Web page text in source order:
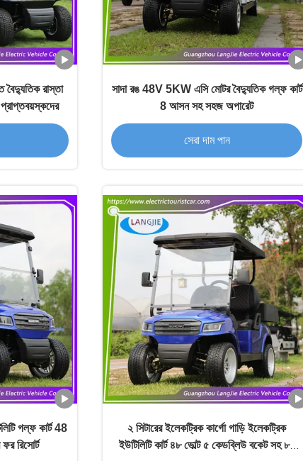
বৈদ্যুতিক রাস্তা
সাদা রঙ 48V 5KW এসি মোটর বৈদ্যুতিক গল্ফ কার্ট
8 আসন সহ সহজ অপারেট
সেরা দাম পান
গল্ফ কার্ট 48
রিসোর্ট
২ সিটারের ইলেকট্রিক কার্গো গাড়ি ইলেকট্রিক
ইউটিলিটি কার্ট ৪৮ ভোল্ট ৫ কেডব্লিউ বকেট সহ ৮০